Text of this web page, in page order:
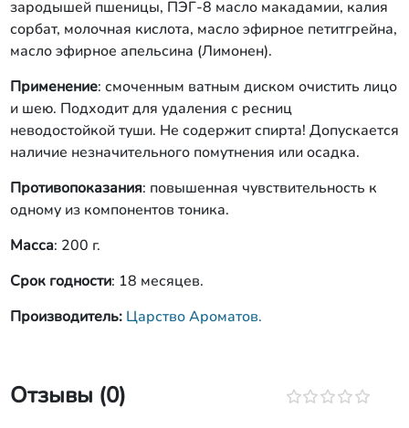
зародышей пшеницы, ПЭГ-8 масло макадамии, калия
сорбат, молочная кислота, масло эфирное петитгрейна,
масло эфирное апельсина (Лимонен).
Применение: смоченным ватным диском очистить лицо
и шею. Подходит для удаления с ресниц
неводостойкой туши. Не содержит спирта! Допускается
наличие незначительного помутнения или осадка.
Противопоказания: повышенная чувствительность к
одному из компонентов тоника.
Масса: 200 г.
Срок годности: 18 месяцев.
Производитель: Царство Ароматов.
Отзывы (0)